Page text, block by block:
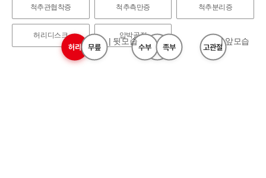
척추관협착증 척추측만증 척추분리증
허리디스크 압박골절
목
허리 무릎 어깨
수부 고관절
족부
| 뒷모습 | 앞모습